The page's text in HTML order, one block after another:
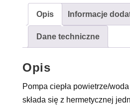
Opis Informacje
Dane techniczne
Opis
Pompa ciepła powietrze/
składa się z hermetycznej